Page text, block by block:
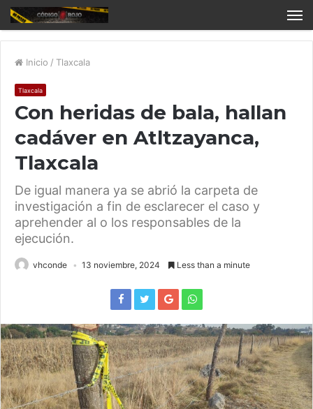
Inicio / Tlaxcala
Tlaxcala
Con heridas de bala, hallan
cadáver en Atltzayanca,
Tlaxcala
De igual manera ya se abrió la carpeta de
investigación a fin de esclarecer el caso y
aprehender al o los responsables de la
ejecución.
vhconde 13 noviembre, 2024 Less than a minute